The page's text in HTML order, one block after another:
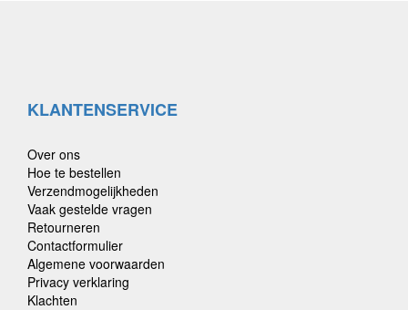
KLANTENSERVICE
Over ons
Hoe te bestellen
Verzendmogelijkheden
Vaak gestelde vragen
Retourneren
Contactformulier
Algemene voorwaarden
Privacy verklaring
Klachten